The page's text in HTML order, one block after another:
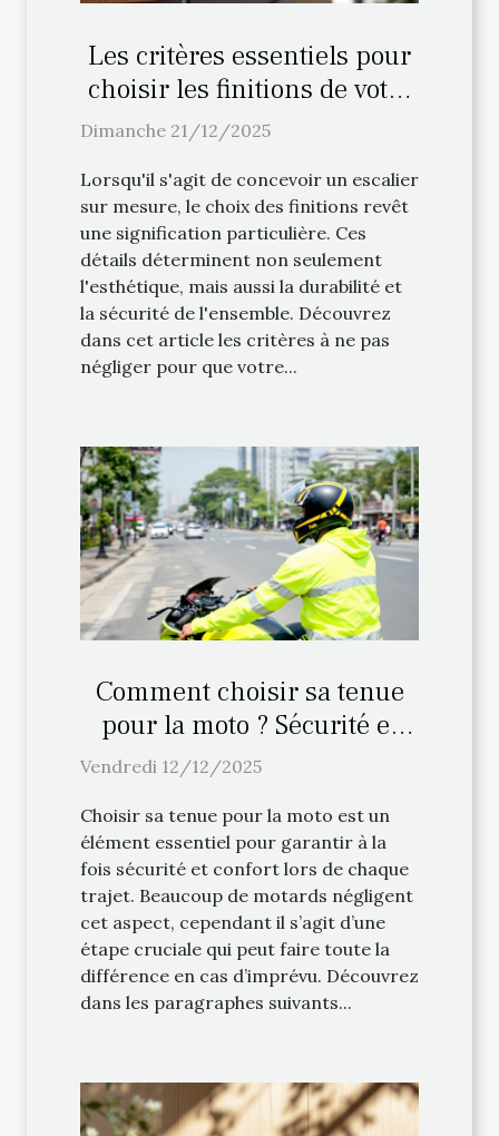
Les critères essentiels pour
choisir les finitions de votre
escalier sur mesure
Dimanche 21/12/2025
Lorsqu'il s'agit de concevoir un escalier
sur mesure, le choix des finitions revêt
une signification particulière. Ces
détails déterminent non seulement
l'esthétique, mais aussi la durabilité et
la sécurité de l'ensemble. Découvrez
dans cet article les critères à ne pas
négliger pour que votre...
Comment choisir sa tenue
pour la moto ? Sécurité et
confort
Vendredi 12/12/2025
Choisir sa tenue pour la moto est un
élément essentiel pour garantir à la
fois sécurité et confort lors de chaque
trajet. Beaucoup de motards négligent
cet aspect, cependant il s’agit d’une
étape cruciale qui peut faire toute la
différence en cas d’imprévu. Découvrez
dans les paragraphes suivants...